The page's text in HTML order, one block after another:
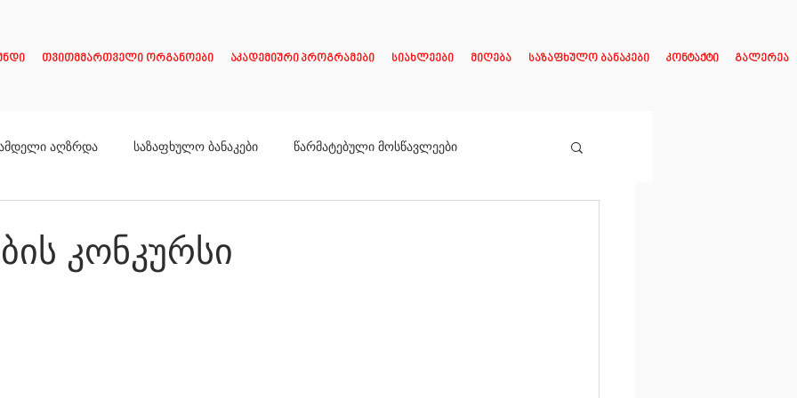
თვითმმართველი ორგანოები აკადემიური პროგრამები სიახლეები მიღება საზაფხულო ბანაკები კონტაქტი გალერეა
აღზრდა საზაფხულო ბანაკები წარმატებული მოსწავლეები
კონკურსი